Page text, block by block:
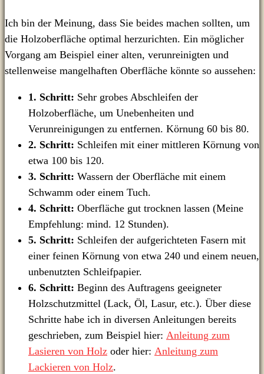
Ich bin der Meinung, dass Sie beides machen sollten, um
die Holzoberfläche optimal herzurichten. Ein möglicher
Vorgang am Beispiel einer alten, verunreinigten und
stellenweise mangelhaften Oberfläche könnte so aussehen:
1. Schritt: Sehr grobes Abschleifen der
Holzoberfläche, um Unebenheiten und
Verunreinigungen zu entfernen. Körnung 60 bis 80.
2. Schritt: Schleifen mit einer mittleren Körnung von
etwa 100 bis 120.
3. Schritt: Wassern der Oberfläche mit einem
Schwamm oder einem Tuch.
4. Schritt: Oberfläche gut trocknen lassen (Meine
Empfehlung: mind. 12 Stunden).
5. Schritt: Schleifen der aufgerichteten Fasern mit
einer feinen Körnung von etwa 240 und einem neuen,
unbenutzten Schleifpapier.
6. Schritt: Beginn des Auftragens geeigneter
Holzschutzmittel (Lack, Öl, Lasur, etc.). Über diese
Schritte habe ich in diversen Anleitungen bereits
geschrieben, zum Beispiel hier: Anleitung zum
Lasieren von Holz oder hier: Anleitung zum
Lackieren von Holz.